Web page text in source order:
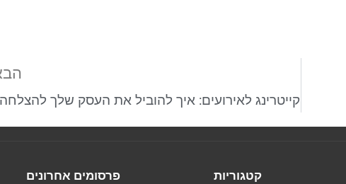
קייטרינג לאירועים: איך להוביל את העסק שלך
קטגוריות פרסומים אחרונים